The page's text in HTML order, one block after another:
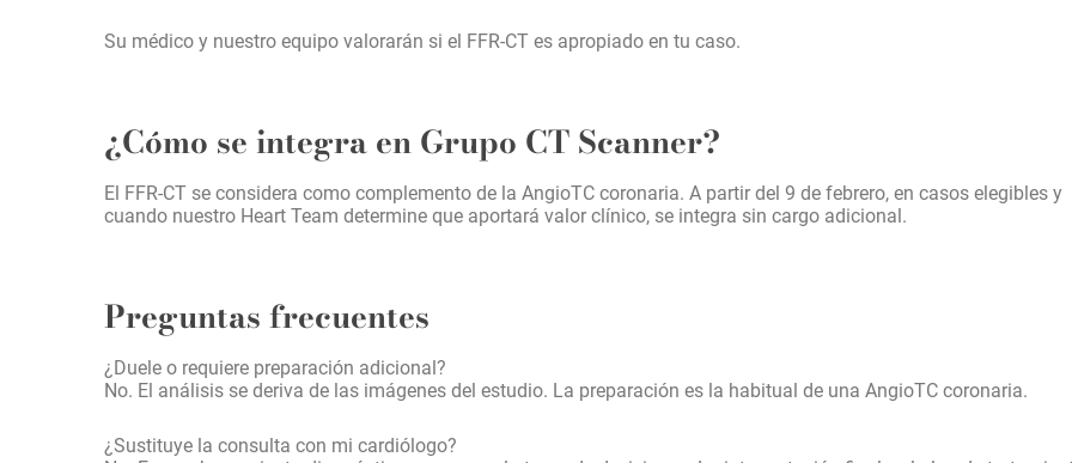
Su médico y nuestro equipo valorarán si el FFR-CT es apropiado en tu caso.
¿Cómo se integra en Grupo CT Scanner?
El FFR-CT se considera como complemento de la AngioTC coronaria. A partir del 9 de febrero, en casos elegibles y
cuando nuestro Heart Team determine que aportará valor clínico, se integra sin cargo adicional.
Preguntas frecuentes
¿Duele o requiere preparación adicional?
No. El análisis se deriva de las imágenes del estudio. La preparación es la habitual de una AngioTC coronaria.
¿Sustituye la consulta con mi cardiólogo?